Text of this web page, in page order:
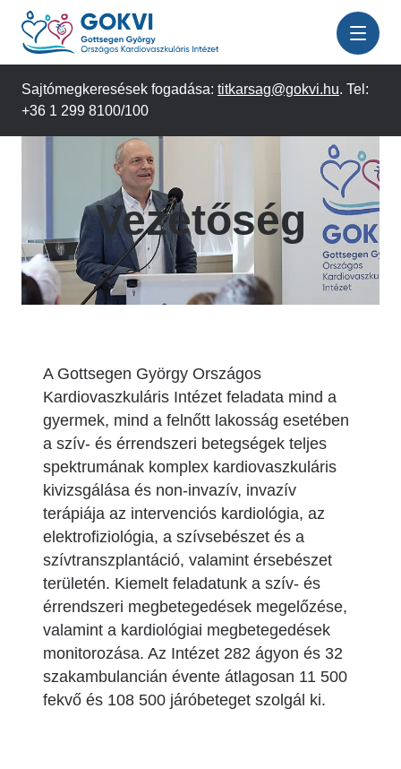
Ugrás
tartalomra
Sajtómegkeresések fogadása: titkarsag@gokvi.hu. Tel:
+36 1 299 8100/100
Vezetőség
A Gottsegen György Országos
Kardiovaszkuláris Intézet feladata mind a
gyermek, mind a felnőtt lakosság esetében
a szív- és érrendszeri betegségek teljes
spektrumának komplex kardiovaszkuláris
kivizsgálása és non-invazív, invazív
terápiája az intervenciós kardiológia, az
elektrofiziológia, a szívsebészet és a
szívtranszplantáció, valamint érsebészet
területén. Kiemelt feladatunk a szív- és
érrendszeri megbetegedések megelőzése,
valamint a kardiológiai megbetegedések
monitorozása. Az Intézet 282 ágyon és 32
szakambulancián évente átlagosan 11 500
fekvő és 108 500 járóbeteget szolgál ki.